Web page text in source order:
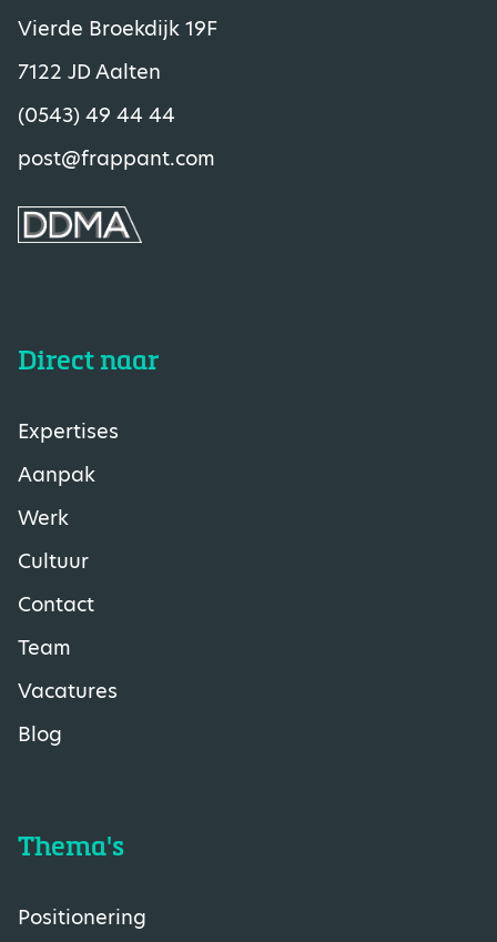
Vierde Broekdijk 19F
7122 JD Aalten
(0543) 49 44 44
post@frappant.com
Direct naar
Expertises
Aanpak
Werk
Cultuur
Contact
Team
Vacatures
Blog
Thema's
Positionering